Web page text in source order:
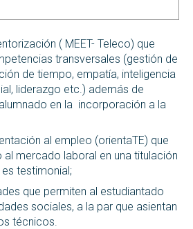
( MEET- Teleco) que
transversales (gestión de
de tiempo, empatía, inteligencia
liderazgo etc.) además de
en la incorporación a la
al empleo (orientaTE) que
mercado laboral en una titulación
testimonial;
que permiten al estudiantado
sociales, a la par que asientan
técnicos.